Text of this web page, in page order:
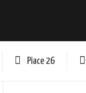
Piace 26